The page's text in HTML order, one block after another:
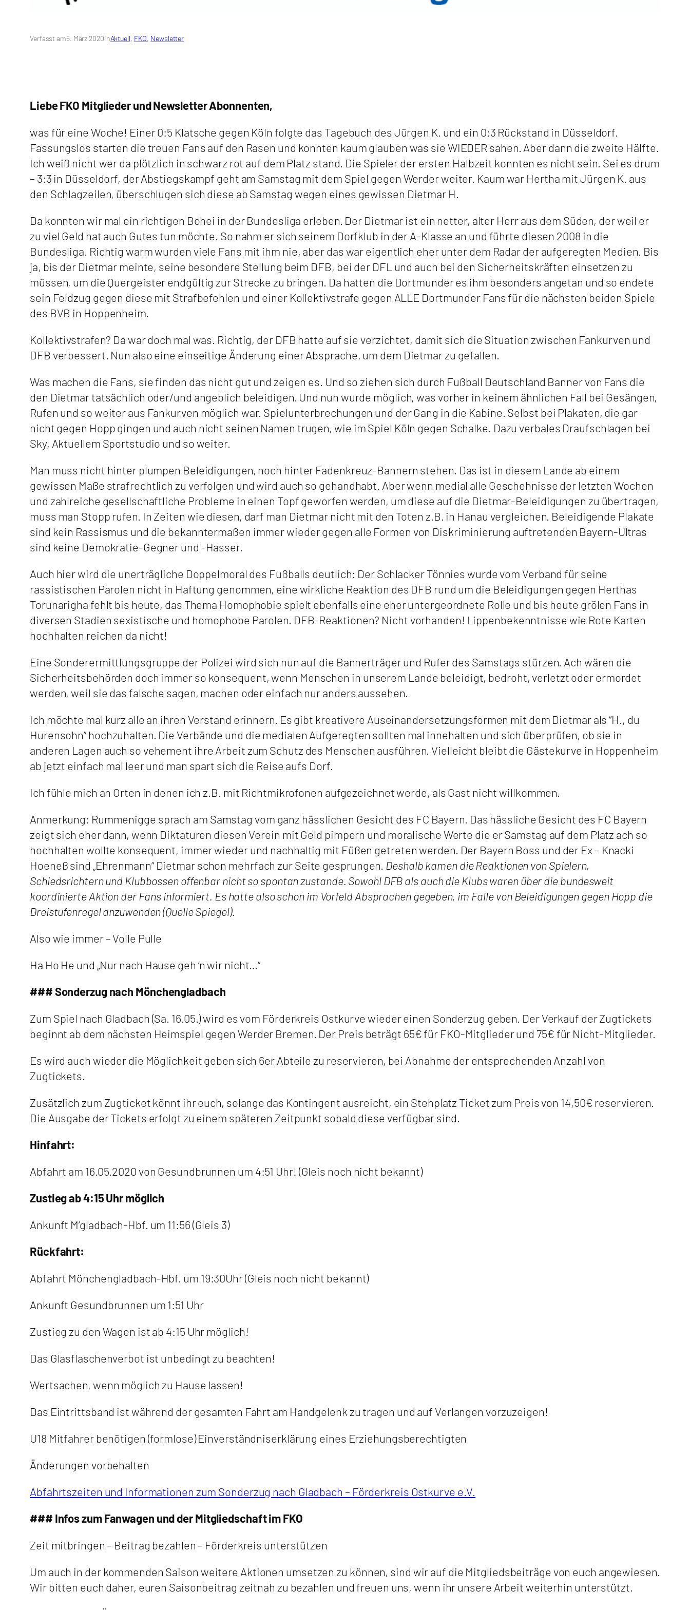
Verfasst am5. März 2020inAktuell, FKO, Newsletter
Liebe FKO Mitglieder und Newsletter Abonnenten,
was für eine Woche! Einer 0:5 Klatsche gegen Köln folgte das Tagebuch des Jürgen K. und ein 0:3 Rückstand in Düsseldorf.
Fassungslos starten die treuen Fans auf den Rasen und konnten kaum glauben was sie WIEDER sahen. Aber dann die zweite Hälfte.
Ich weiß nicht wer da plötzlich in schwarz rot auf dem Platz stand. Die Spieler der ersten Halbzeit konnten es nicht sein. Sei es drum
– 3:3 in Düsseldorf, der Abstiegskampf geht am Samstag mit dem Spiel gegen Werder weiter. Kaum war Hertha mit Jürgen K. aus
den Schlagzeilen, überschlugen sich diese ab Samstag wegen eines gewissen Dietmar H.
Da konnten wir mal ein richtigen Bohei in der Bundesliga erleben. Der Dietmar ist ein netter, alter Herr aus dem Süden, der weil er
zu viel Geld hat auch Gutes tun möchte. So nahm er sich seinem Dorfklub in der A-Klasse an und führte diesen 2008 in die
Bundesliga. Richtig warm wurden viele Fans mit ihm nie, aber das war eigentlich eher unter dem Radar der aufgeregten Medien. Bis
ja, bis der Dietmar meinte, seine besondere Stellung beim DFB, bei der DFL und auch bei den Sicherheitskräften einsetzen zu
müssen, um die Quergeister endgültig zur Strecke zu bringen. Da hatten die Dortmunder es ihm besonders angetan und so endete
sein Feldzug gegen diese mit Strafbefehlen und einer Kollektivstrafe gegen ALLE Dortmunder Fans für die nächsten beiden Spiele
des BVB in Hoppenheim.
Kollektivstrafen? Da war doch mal was. Richtig, der DFB hatte auf sie verzichtet, damit sich die Situation zwischen Fankurven und
DFB verbessert. Nun also eine einseitige Änderung einer Absprache, um dem Dietmar zu gefallen.
Was machen die Fans, sie finden das nicht gut und zeigen es. Und so ziehen sich durch Fußball Deutschland Banner von Fans die
den Dietmar tatsächlich oder/und angeblich beleidigen. Und nun wurde möglich, was vorher in keinem ähnlichen Fall bei Gesängen,
Rufen und so weiter aus Fankurven möglich war. Spielunterbrechungen und der Gang in die Kabine. Selbst bei Plakaten, die gar
nicht gegen Hopp gingen und auch nicht seinen Namen trugen, wie im Spiel Köln gegen Schalke. Dazu verbales Draufschlagen bei
Sky, Aktuellem Sportstudio und so weiter.
Man muss nicht hinter plumpen Beleidigungen, noch hinter Fadenkreuz-Bannern stehen. Das ist in diesem Lande ab einem
gewissen Maße strafrechtlich zu verfolgen und wird auch so gehandhabt. Aber wenn medial alle Geschehnisse der letzten Wochen
und zahlreiche gesellschaftliche Probleme in einen Topf geworfen werden, um diese auf die Dietmar-Beleidigungen zu übertragen,
muss man Stopp rufen. In Zeiten wie diesen, darf man Dietmar nicht mit den Toten z.B. in Hanau vergleichen. Beleidigende Plakate
sind kein Rassismus und die bekanntermaßen immer wieder gegen alle Formen von Diskriminierung auftretenden Bayern-Ultras
sind keine Demokratie-Gegner und -Hasser.
Auch hier wird die unerträgliche Doppelmoral des Fußballs deutlich: Der Schlacker Tönnies wurde vom Verband für seine
rassistischen Parolen nicht in Haftung genommen, eine wirkliche Reaktion des DFB rund um die Beleidigungen gegen Herthas
Torunarigha fehlt bis heute, das Thema Homophobie spielt ebenfalls eine eher untergeordnete Rolle und bis heute grölen Fans in
diversen Stadien sexistische und homophobe Parolen. DFB-Reaktionen? Nicht vorhanden! Lippenbekenntnisse wie Rote Karten
hochhalten reichen da nicht!
Eine Sonderermittlungsgruppe der Polizei wird sich nun auf die Bannerträger und Rufer des Samstags stürzen. Ach wären die
Sicherheitsbehörden doch immer so konsequent, wenn Menschen in unserem Lande beleidigt, bedroht, verletzt oder ermordet
werden, weil sie das falsche sagen, machen oder einfach nur anders aussehen.
Ich möchte mal kurz alle an ihren Verstand erinnern. Es gibt kreativere Auseinandersetzungsformen mit dem Dietmar als “H., du
Hurensohn” hochzuhalten. Die Verbände und die medialen Aufgeregten sollten mal innehalten und sich überprüfen, ob sie in
anderen Lagen auch so vehement ihre Arbeit zum Schutz des Menschen ausführen. Vielleicht bleibt die Gästekurve in Hoppenheim
ab jetzt einfach mal leer und man spart sich die Reise aufs Dorf.
Ich fühle mich an Orten in denen ich z.B. mit Richtmikrofonen aufgezeichnet werde, als Gast nicht willkommen.
Anmerkung: Rummenigge sprach am Samstag vom ganz hässlichen Gesicht des FC Bayern. Das hässliche Gesicht des FC Bayern
zeigt sich eher dann, wenn Diktaturen diesen Verein mit Geld pimpern und moralische Werte die er Samstag auf dem Platz ach so
hochhalten wollte konsequent, immer wieder und nachhaltig mit Füßen getreten werden. Der Bayern Boss und der Ex – Knacki
Hoeneß sind „Ehrenmann“ Dietmar schon mehrfach zur Seite gesprungen. Deshalb kamen die Reaktionen von Spielern,
Schiedsrichtern und Klubbossen offenbar nicht so spontan zustande. Sowohl DFB als auch die Klubs waren über die bundesweit
koordinierte Aktion der Fans informiert. Es hatte also schon im Vorfeld Absprachen gegeben, im Falle von Beleidigungen gegen Hopp die
Dreistufenregel anzuwenden (Quelle Spiegel).
Also wie immer – Volle Pulle
Ha Ho He und „Nur nach Hause geh ‘n wir nicht…“
### Sonderzug nach Mönchengladbach
Zum Spiel nach Gladbach (Sa. 16.05.) wird es vom Förderkreis Ostkurve wieder einen Sonderzug geben. Der Verkauf der Zugtickets
beginnt ab dem nächsten Heimspiel gegen Werder Bremen. Der Preis beträgt 65€ für FKO-Mitglieder und 75€ für Nicht-Mitglieder.
Es wird auch wieder die Möglichkeit geben sich 6er Abteile zu reservieren, bei Abnahme der entsprechenden Anzahl von
Zugtickets.
Zusätzlich zum Zugticket könnt ihr euch, solange das Kontingent ausreicht, ein Stehplatz Ticket zum Preis von 14,50€ reservieren.
Die Ausgabe der Tickets erfolgt zu einem späteren Zeitpunkt sobald diese verfügbar sind.
Hinfahrt:
Abfahrt am 16.05.2020 von Gesundbrunnen um 4:51 Uhr! (Gleis noch nicht bekannt)
Zustieg ab 4:15 Uhr möglich
Ankunft M’gladbach-Hbf. um 11:56 (Gleis 3)
Rückfahrt:
Abfahrt Mönchengladbach-Hbf. um 19:30Uhr (Gleis noch nicht bekannt)
Ankunft Gesundbrunnen um 1:51 Uhr
Zustieg zu den Wagen ist ab 4:15 Uhr möglich!
Das Glasflaschenverbot ist unbedingt zu beachten!
Wertsachen, wenn möglich zu Hause lassen!
Das Eintrittsband ist während der gesamten Fahrt am Handgelenk zu tragen und auf Verlangen vorzuzeigen!
U18 Mitfahrer benötigen (formlose) Einverständniserklärung eines Erziehungsberechtigten
Änderungen vorbehalten
Abfahrtszeiten und Informationen zum Sonderzug nach Gladbach – Förderkreis Ostkurve e.V.
### Infos zum Fanwagen und der Mitgliedschaft im FKO
Zeit mitbringen – Beitrag bezahlen – Förderkreis unterstützen
Um auch in der kommenden Saison weitere Aktionen umsetzen zu können, sind wir auf die Mitgliedsbeiträge von euch angewiesen.
Wir bitten euch daher, euren Saisonbeitrag zeitnah zu bezahlen und freuen uns, wenn ihr unsere Arbeit weiterhin unterstützt.